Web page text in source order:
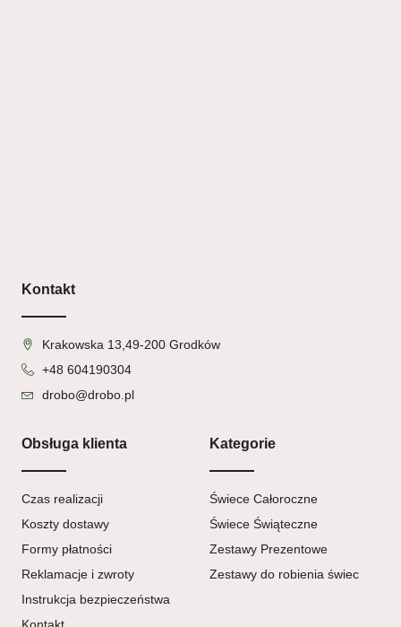
Kontakt
Krakowska 13,49-200 Grodków
+48 604190304
drobo@drobo.pl
Obsługa klienta
Czas realizacji
Koszty dostawy
Formy płatności
Reklamacje i zwroty
Instrukcja bezpieczeństwa
Kontakt
Kategorie
Świece Całoroczne
Świece Świąteczne
Zestawy Prezentowe
Zestawy do robienia świec